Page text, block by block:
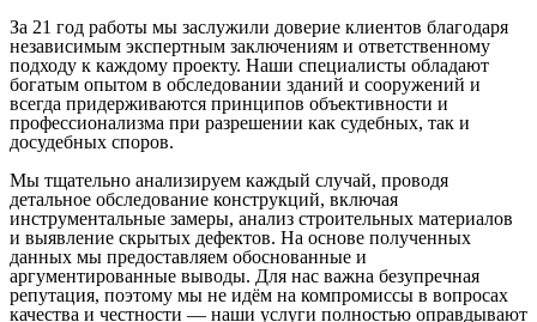
За 21 год работы мы заслужили доверие клиентов благодаря
независимым экспертным заключениям и ответственному
подходу к каждому проекту. Наши специалисты обладают
богатым опытом в обследовании зданий и сооружений и
всегда придерживаются принципов объективности и
профессионализма при разрешении как судебных, так и
досудебных споров.
Мы тщательно анализируем каждый случай, проводя
детальное обследование конструкций, включая
инструментальные замеры, анализ строительных материалов
и выявление скрытых дефектов. На основе полученных
данных мы предоставляем обоснованные и
аргументированные выводы. Для нас важна безупречная
репутация, поэтому мы не идём на компромиссы в вопросах
качества и честности — наши услуги полностью оправдывают